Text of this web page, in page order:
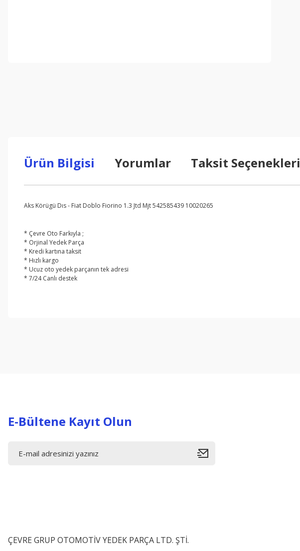
Ürün Bilgisi Yorumlar Taksit Seçenekleri
Aks Körügü Dıs - Fiat Doblo Fiorino 1.3 Jtd Mjt 542585439 10020265
* Çevre Oto Farkıyla ;
* Orjinal Yedek Parça
* Kredi kartına taksit
* Hızlı kargo
* Ucuz oto yedek parçanın tek adresi
* 7/24 Canlı destek
E-Bültene Kayıt Olun
ÇEVRE GRUP OTOMOTİV YEDEK PARÇA LTD. ŞTİ.